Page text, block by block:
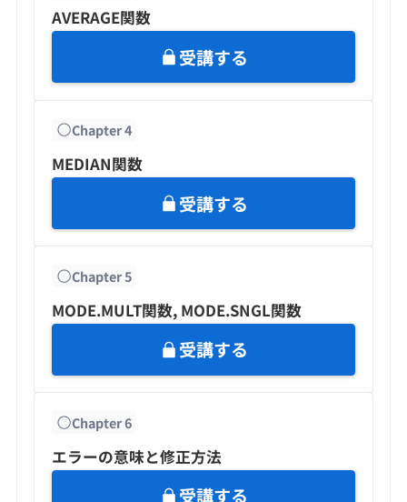
AVERAGE関数
受講する
Chapter4
MEDIAN関数
受講する
Chapter5
MODE.MULT関数, MODE.SNGL関数
受講する
Chapter6
エラーの意味と修正方法
受講する